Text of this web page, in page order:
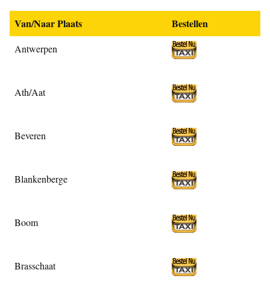
Van/Naar Plaats Bestellen
Antwerpen
Ath/Aat
Beveren
Blankenberge
Boom
Brasschaat